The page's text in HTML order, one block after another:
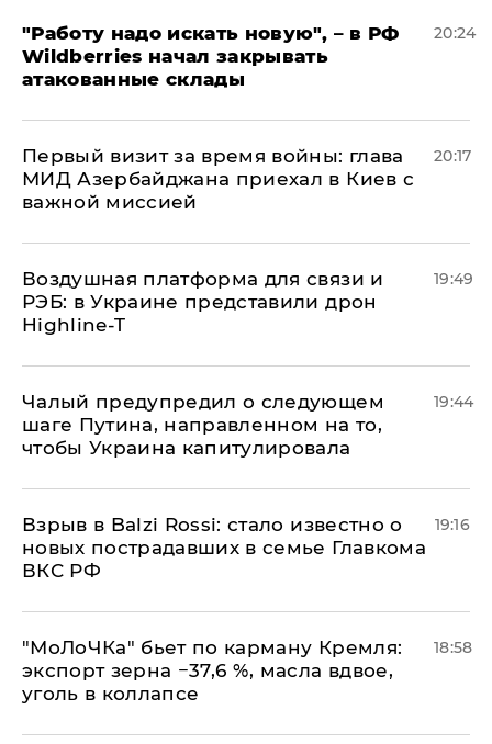
"Работу надо искать новую", – в РФ
Wildberries начал закрывать
атакованные склады
20:24
Первый визит за время войны: глава
МИД Азербайджана приехал в Киев с
важной миссией
20:17
Воздушная платформа для связи и
РЭБ: в Украине представили дрон
Highline-T
19:49
Чалый предупредил о следующем
шаге Путина, направленном на то,
чтобы Украина капитулировала
19:44
Взрыв в Balzi Rossi: стало известно о
новых пострадавших в семье Главкома
ВКС РФ
19:16
​"МоЛоЧКа" бьет по карману Кремля:
экспорт зерна −37,6 %, масла вдвое,
уголь в коллапсе
18:58